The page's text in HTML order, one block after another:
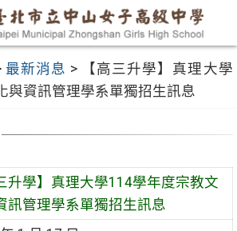
最新消息 >
【高三升學】真理大學
與資訊管理學系單獨招生訊息
升學】真理大學114學年度宗教文
訊管理學系單獨招生訊息